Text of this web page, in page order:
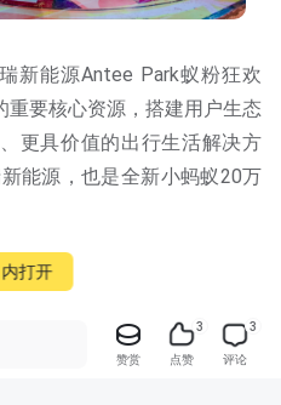
能源Antee Park蚁粉狂欢
要核心资源，搭建用户生态
更具价值的出行生活解决方
能源，也是全新小蚂蚁20万
打开
赞赏
3
点赞
3
评论